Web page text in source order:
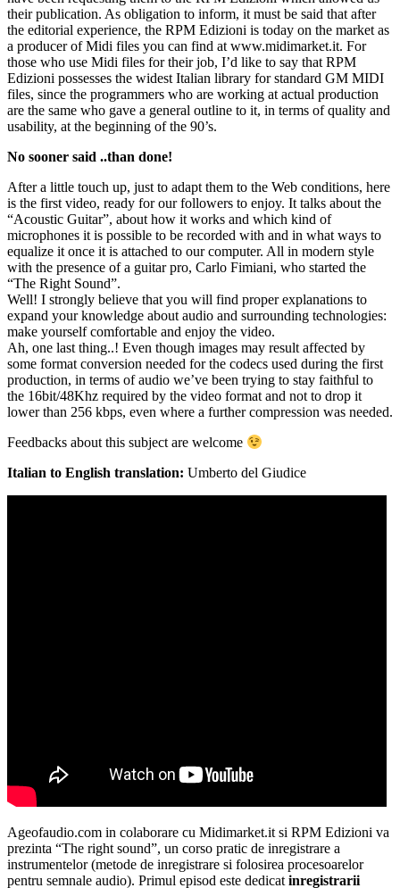
their publication. As obligation to inform, it must be said that after
the editorial experience, the RPM Edizioni is today on the market as
a producer of Midi files you can find at www.midimarket.it. For
those who use Midi files for their job, I’d like to say that RPM
Edizioni possesses the widest Italian library for standard GM MIDI
files, since the programmers who are working at actual production
are the same who gave a general outline to it, in terms of quality and
usability, at the beginning of the 90’s.
No sooner said ..than done!
After a little touch up, just to adapt them to the Web conditions, here
is the first video, ready for our followers to enjoy. It talks about the
“Acoustic Guitar”, about how it works and which kind of
microphones it is possible to be recorded with and in what ways to
equalize it once it is attached to our computer. All in modern style
with the presence of a guitar pro, Carlo Fimiani, who started the
“The Right Sound”.
Well! I strongly believe that you will find proper explanations to
expand your knowledge about audio and surrounding technologies:
make yourself comfortable and enjoy the video.
Ah, one last thing..! Even though images may result affected by
some format conversion needed for the codecs used during the first
production, in terms of audio we’ve been trying to stay faithful to
the 16bit/48Khz required by the video format and not to drop it
lower than 256 kbps, even where a further compression was needed.
Feedbacks about this subject are welcome
Italian to English translation: Umberto del Giudice
Ageofaudio.com in colaborare cu Midimarket.it si RPM Edizioni va
prezinta “The right sound”, un corso pratic de inregistrare a
instrumentelor (metode de inregistrare si folosirea procesoarelor
pentru semnale audio). Primul episod este dedicat inregistrarii